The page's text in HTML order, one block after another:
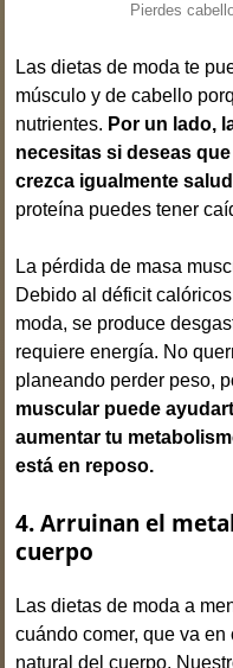
Pierdes
Las dietas de moda te
músculo y de cabello
nutrientes. Por un lado,
necesitas si deseas
crezca igualmente
proteína puedes tener
La pérdida de masa
Debido al déficit
moda, se produce
requiere energía. No
planeando perder peso,
muscular puede
aumentar tu
está en reposo.
4. Arruinan el
cuerpo
Las dietas de moda a
cuándo comer, que va
natural del cuerpo.